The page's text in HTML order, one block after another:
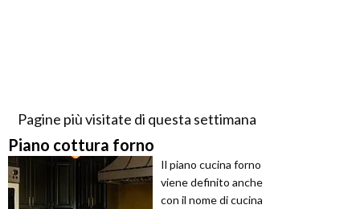
Pagine più visitate di questa settimana
Piano cottura forno
Il piano cucina forno
viene definito anche
con il nome di cucina